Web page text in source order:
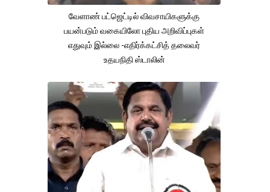
வேளாண் பட்ஜெட்டில் விவசாயிகளுக்கு
பயன்படும் வகையிலோ புதிய அறிவிப்புகள்
எதுவும் இல்லை -எதிர்க்கட்சித் தலைவர்
உதயநிதி ஸ்டாலின்